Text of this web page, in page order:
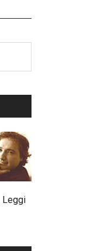
Leggi